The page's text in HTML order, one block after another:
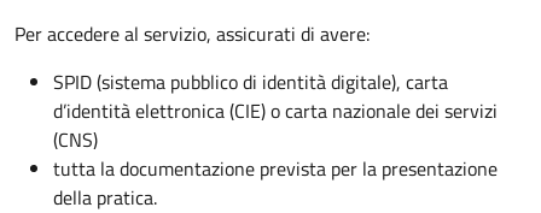
Per accedere al servizio, assicurati di avere:
SPID (sistema pubblico di identità digitale), carta
d’identità elettronica (CIE) o carta nazionale dei servizi
(CNS)
tutta la documentazione prevista per la presentazione
della pratica.